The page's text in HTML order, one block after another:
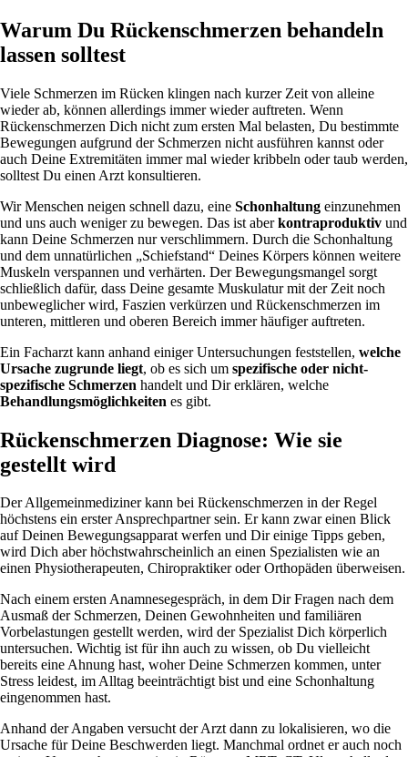
Warum Du Rückenschmerzen behandeln
lassen solltest
Viele Schmerzen im Rücken klingen nach kurzer Zeit von alleine
wieder ab, können allerdings immer wieder auftreten. Wenn
Rückenschmerzen Dich nicht zum ersten Mal belasten, Du bestimmte
Bewegungen aufgrund der Schmerzen nicht ausführen kannst oder
auch Deine Extremitäten immer mal wieder kribbeln oder taub werden,
solltest Du einen Arzt konsultieren.
Wir Menschen neigen schnell dazu, eine Schonhaltung einzunehmen
und uns auch weniger zu bewegen. Das ist aberkontraproduktiv und
kann Deine Schmerzen nur verschlimmern. Durch die Schonhaltung
und dem unnatürlichen „Schiefstand“ Deines Körpers können weitere
Muskeln verspannen und verhärten. Der Bewegungsmangel sorgt
schließlich dafür, dass Deine gesamte Muskulatur mit der Zeit noch
unbeweglicher wird, Faszien verkürzen und Rückenschmerzen im
unteren, mittleren und oberen Bereich immer häufiger auftreten.
Ein Facharzt kann anhand einiger Untersuchungen feststellen, welche
Ursache zugrunde liegt, ob es sich um spezifische oder nicht-
spezifische Schmerzen handelt und Dir erklären, welche
Behandlungsmöglichkeiten es gibt.
Rückenschmerzen Diagnose: Wie sie
gestellt wird
Der Allgemeinmediziner kann bei Rückenschmerzen in der Regel
höchstens ein erster Ansprechpartner sein. Er kann zwar einen Blick
auf Deinen Bewegungsapparat werfen und Dir einige Tipps geben,
wird Dich aber höchstwahrscheinlich an einen Spezialisten wie an
einen Physiotherapeuten, Chiropraktiker oder Orthopäden überweisen.
Nach einem ersten Anamnesegespräch, in dem Dir Fragen nach dem
Ausmaß der Schmerzen, Deinen Gewohnheiten und familiären
Vorbelastungen gestellt werden, wird der Spezialist Dich körperlich
untersuchen. Wichtig ist für ihn auch zu wissen, ob Du vielleicht
bereits eine Ahnung hast, woher Deine Schmerzen kommen, unter
Stress leidest, im Alltag beeinträchtigt bist und eine Schonhaltung
eingenommen hast.
Anhand der Angaben versucht der Arzt dann zu lokalisieren, wo die
Ursache für Deine Beschwerden liegt. Manchmal ordnet er auch noch